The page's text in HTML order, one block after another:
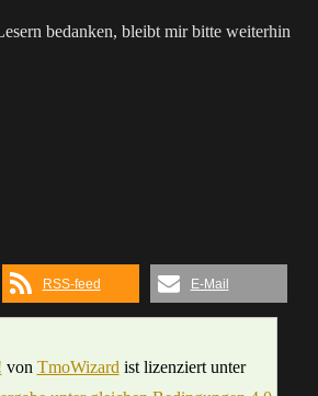
bedanken, bleibt mir bitte weiterhin
RSS-feed E-Mail
von TmoWizard ist lizenziert unter